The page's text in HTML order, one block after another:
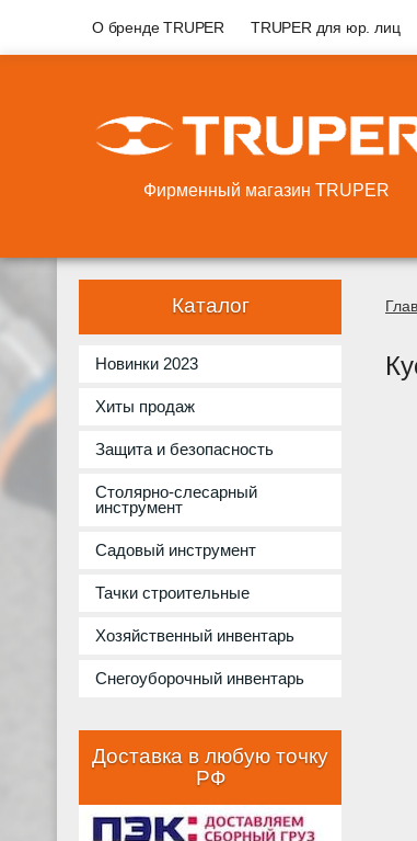
О бренде TRUPER TRUPER для юр. лиц
Фирменный магазин TRUPER
Каталог
Новинки 2023
Хиты продаж
Защита и безопасность
Столярно-слесарный
инструмент
Садовый инструмент
Тачки строительные
Хозяйственный инвентарь
Снегоуборочный инвентарь
Доставка в любую точку
РФ